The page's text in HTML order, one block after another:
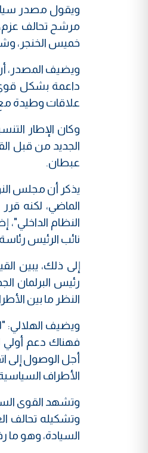
ويقول مصدر
مرشح تحالف عزم،
خميس الخنجر،
ويضيف المصدر،
داعمة بشكل قوي
علاقات وطيدة مع
وكان الإطار
الجديد من قبل
عبطان.
يذكر أن مجلس
النظام
نائب الرئيس
إلى ذلك، يبين
رئيس البرلمان
النظر ما بين
ويضيف الهلالي:
فهناك دعم أولي
أجل الوصول إلى
الأطراف
وتشهد القوى
السيادة، وهو ما